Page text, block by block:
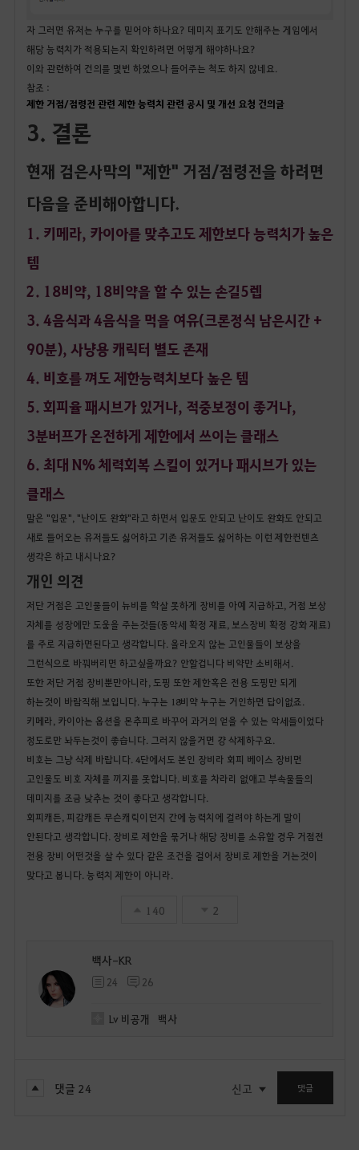
자 그러면 유저는 누구를 믿어야 하나요? 데미지 표기도 안해주는 게임에서
해당 능력치가 적용되는지 확인하려면 어떻게 해야하나요?
이와 관련하여 건의를 몇번 하였으나 들어주는 척도 하지 않네요.
참조 :
제한 거점/점령전 관련 제한 능력치 관련 공시 및 개선 요청 건의글
3. 결론
현재 검은사막의 "제한" 거점/점령전을 하려면
다음을 준비해아합니다.
1. 키메라, 카이아를 맞추고도 제한보다 능력치가 높은
템
2. 18비약, 18비약을 할 수 있는 손길5렙
3. 4음식과 4음식을 먹을 여유(크론정식 남은시간 +
90분), 사냥용 캐릭터 별도 존재
4. 비호를 껴도 제한능력치보다 높은 템
5. 회피율 패시브가 있거나, 적중보정이 좋거나,
3분버프가 온전하게 제한에서 쓰이는 클래스
6. 최대 N% 체력회복 스킬이 있거나 패시브가 있는
클래스
말은 "입문", "난이도 완화"라고 하면서 입문도 안되고 난이도 완화도 안되고
새로 들어오는 유저들도 싫어하고 기존 유저들도 싫어하는 이런 제한컨텐츠
생각은 하고 내시나요?
개인 의견
저단 거점은 고인물들이 뉴비를 학살 못하게 장비를 아예 지급하고, 거점 보상
자체를 성장에만 도움을 주는것들(동악세 확정 재료, 보스장비 확정 강화 재료)
를 주로 지급하면된다고 생각합니다. 올라오지 않는 고인물들이 보상을
그런식으로 바꿔버리면 하고싶을까요? 안할겁니다 비약만 소비해서.
또한 저단 거점 장비뿐만아니라, 도핑 또한 제한혹은 전용 도핑만 되게
하는것이 바람직해 보입니다. 누구는 18비약 누구는 거인하면 답이없죠.
키메라, 카이아는 옵션을 몬추피로 바꾸어 과거의 얻을 수 있는 악세들이었다
정도로만 놔두는것이 좋습니다. 그러지 않을거면 걍 삭제하구요.
비호는 그냥 삭제 바랍니다. 4단에서도 본인 장비라 회피 베이스 장비면
고인물도 비호 자체를 끼지를 못합니다. 비호를 차라리 없애고 부속물들의
데미지를 조금 낮추는 것이 좋다고 생각합니다.
회피캐든, 피감캐든 무슨캐릭이던지 간에 능력치에 걸려야 하는게 말이
안된다고 생각합니다. 장비로 제한을 묶거나 해당 장비를 소유할 경우 거점전
전용 장비 어떤것을 살 수 있다 같은 조건을 걸어서 장비로 제한을 거는것이
맞다고 봅니다. 능력치 제한이 아니라.
140 2
백사-KR
24 26
Lv 비공개 백사
댓글 24 신고 댓글